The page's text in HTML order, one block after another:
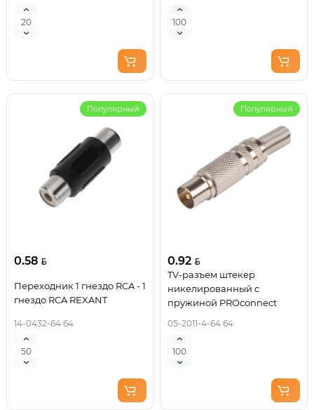
Популярный
0.58
Переходник 1 гнездо RCA - 1
гнездо RCA REXANT
14-0432-64 64
Популярный
0.92
TV-разъем штекер
никелированный c
пружиной PROconnect
05-2011-4-64 64